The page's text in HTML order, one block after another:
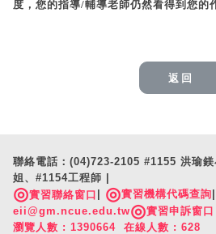
度，您的指導/輔導老師仍然看得到您的
返回
聯絡電話：(04)723-2105 #1155 洪瑜
姐、#1154工程師 |
◎實習聯絡窗口 ◎實習機構代碼查詢
eii@gm.ncue.edu.tw◎實習申訴窗口
瀏覽人數 : 1390664 在線人數 : 628